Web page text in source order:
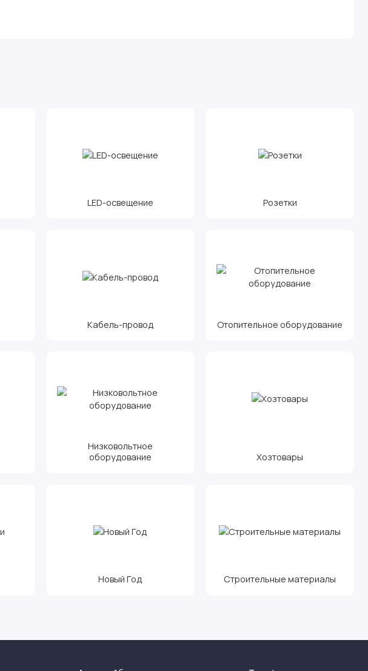
LED-освещение Розетки
Кабель-провод Отопительное оборудование
Низковольтное
оборудование
Хозтовары
Новый Год Строительные материалы